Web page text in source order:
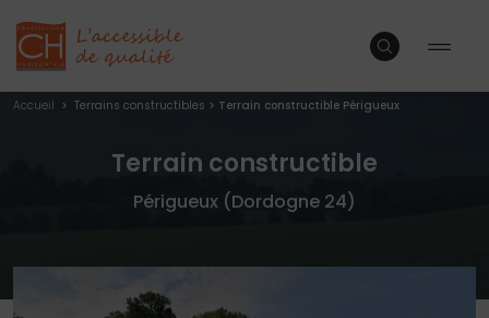
Accueil > Terrains constructibles > Terrain constructible Périgueux
Terrain constructible
Périgueux (Dordogne 24)